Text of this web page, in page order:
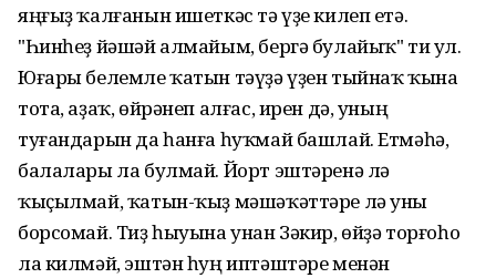
яңғыҙ ҡалғанын ишеткәс тә үҙе килеп етә.
"Һинһеҙ йәшәй алмайым, бергә булайыҡ" ти ул.
Юғары белемле ҡатын тәүҙә үҙен тыйнаҡ ҡына
тота, аҙаҡ, өйрәнеп алғас, ирен дә, уның
туғандарын да һанға һуҡмай башлай. Етмәһә,
балалары ла булмай. Йорт эштәренә лә
ҡыҫылмай, ҡатын-ҡыҙ мәшәҡәттәре лә уны
борсомай. Тиҙ һыуына унан Зәкир, өйҙә торғоһо
ла килмәй, эштән һуң иптәштәре менән